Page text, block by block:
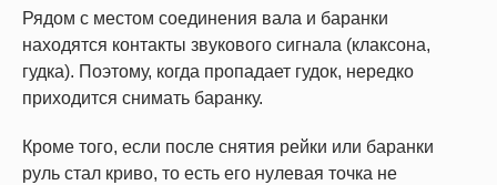
Рядом с местом соединения вала и баранки
находятся контакты звукового сигнала (клаксона,
гудка). Поэтому, когда пропадает гудок, нередко
приходится снимать баранку.
Кроме того, если после снятия рейки или баранки
руль стал криво, то есть его нулевая точка не